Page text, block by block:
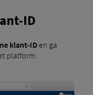
ID
klant-ID en ga
platform.